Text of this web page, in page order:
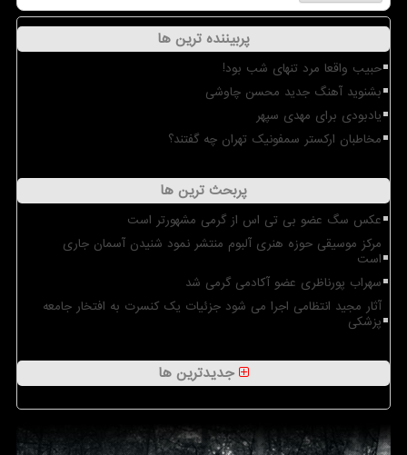
پربیننده ترین ها
حبیب واقعا مرد تنهای شب بود!
بشنوید آهنگ جدید محسن چاوشی
یادبودی برای مهدی سپهر
مخاطبان ارکستر سمفونیک تهران چه گفتند؟
پربحث ترین ها
عکس سگ عضو بی تی اس از گرمی مشهورتر است
مرکز موسیقی حوزه هنری آلبوم منتشر نمود شنیدن آسمان جاری
است
سهراب پورناظری عضو آکادمی گرمی شد
آثار مجید انتظامی اجرا می شود جزئیات یک کنسرت به افتخار جامعه
پزشکی
جدیدترین ها